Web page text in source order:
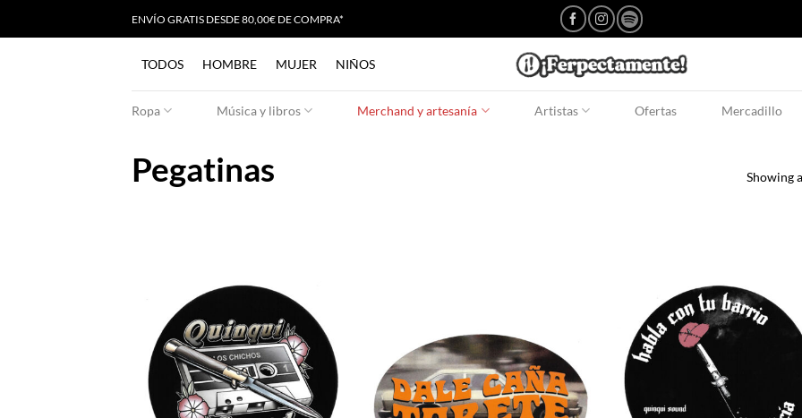
ENVÍO GRATIS DESDE 80,00€ DE COMPRA*
TODOS HOMBRE MUJER NIÑOS
Ropa Música y libros Merchand y artesanía Artistas Ofertas Mercadillo
Pegatinas Showing